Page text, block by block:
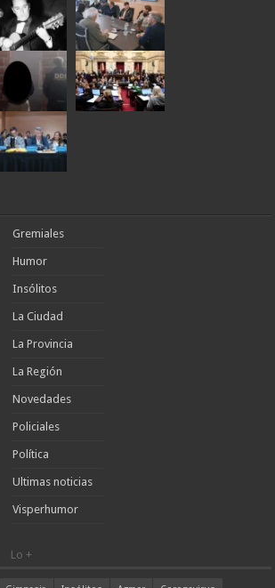
Gremiales
Humor
Insólitos
La Ciudad
La Provincia
La Región
Novedades
Policiales
Política
Ultimas noticias
Visperhumor
Lo +